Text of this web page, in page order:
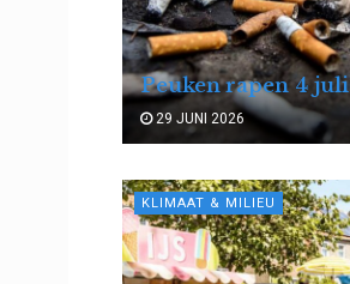
Peuken rapen 4
29 JUNI 2026
KLIMAAT & MILIEU